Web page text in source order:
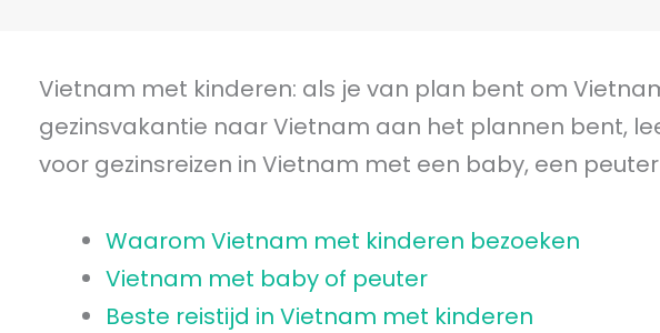
Vietnam met kinderen: als je van plan bent om
gezinsvakantie naar Vietnam aan het plannen bent,
voor gezinsreizen in Vietnam met een baby, een
Waarom Vietnam met kinderen bezoeken
Vietnam met baby of peuter
Beste reistijd in Vietnam met kinderen